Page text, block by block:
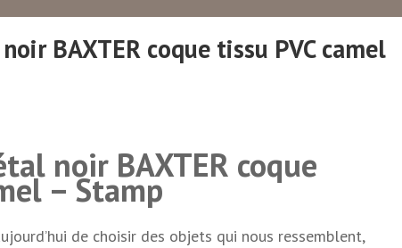
BAXTER coque tissu PVC camel
noir BAXTER coque
– Stamp
de choisir des objets qui nous ressemblent,